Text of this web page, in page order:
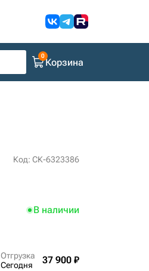
Корзина
Код: СК-6323386
В наличии
Отгрузка
Сегодня
37 900 ₽